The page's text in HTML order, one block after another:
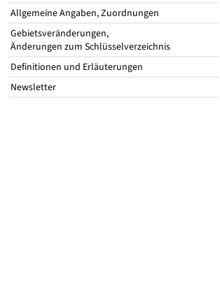
Allgemeine Angaben, Zuordnungen
Gebietsveränderungen,
Änderungen zum Schlüsselverzeichnis
Definitionen und Erläuterungen
Newsletter